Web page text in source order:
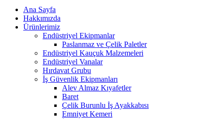
Ana Sayfa
Hakkımızda
Ürünlerimiz
Endüstriyel Ekipmanlar
Paslanmaz ve Çelik Paletler
Endüstriyel Kauçuk Malzemeleri
Endüstriyel Vanalar
Hırdavat Grubu
İş Güvenlik Ekipmanları
Alev Almaz Kıyafetler
Baret
Çelik Burunlu İş Ayakkabısı
Emniyet Kemeri